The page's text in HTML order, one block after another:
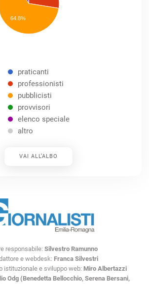
64.8%
praticanti
professionisti
pubblicisti
provvisori
elenco speciale
altro
VAI ALL’ALBO
responsabile: Silvestro Ramunno
e webdesk: Franca Silvestri
istituzionale e sviluppo web: Miro Albertazzi
Odg (Benedetta Bellocchio, Serena Bersani,